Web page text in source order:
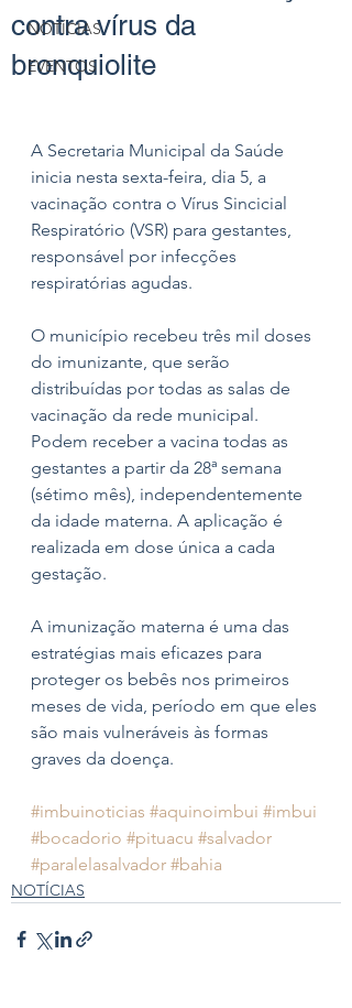
NOTÍCIAS
EVENTOS
contra vírus da
bronquiolite
A Secretaria Municipal da Saúde
inicia nesta sexta-feira, dia 5, a
vacinação contra o Vírus Sincicial
Respiratório (VSR) para gestantes,
responsável por infecções
respiratórias agudas.
O município recebeu três mil doses
do imunizante, que serão
distribuídas por todas as salas de
vacinação da rede municipal.
Podem receber a vacina todas as
gestantes a partir da 28ª semana
(sétimo mês), independentemente
da idade materna. A aplicação é
realizada em dose única a cada
gestação.
A imunização materna é uma das
estratégias mais eficazes para
proteger os bebês nos primeiros
meses de vida, período em que eles
são mais vulneráveis às formas
graves da doença.
#imbuinoticias #aquinoimbui #imbui
#bocadorio #pituacu #salvador
#paralelasalvador #bahia
NOTÍCIAS